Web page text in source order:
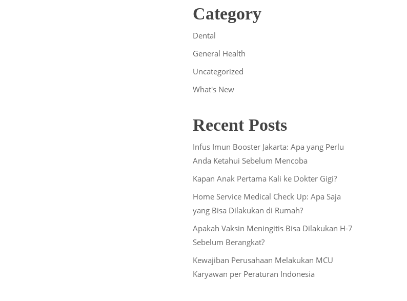
Category
Dental
General Health
Uncategorized
What's New
Recent Posts
Infus Imun Booster Jakarta: Apa yang Perlu
Anda Ketahui Sebelum Mencoba
Kapan Anak Pertama Kali ke Dokter Gigi?
Home Service Medical Check Up: Apa Saja
yang Bisa Dilakukan di Rumah?
Apakah Vaksin Meningitis Bisa Dilakukan H-7
Sebelum Berangkat?
Kewajiban Perusahaan Melakukan MCU
Karyawan per Peraturan Indonesia